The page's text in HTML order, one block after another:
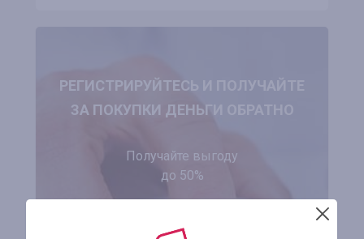
РЕГИСТРИРУЙТЕСЬ И ПОЛУЧАЙТЕ
ЗА ПОКУПКИ ДЕНЬГИ ОБРАТНО
Получайте выгоду
до 50%